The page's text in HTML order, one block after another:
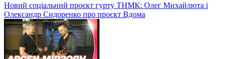
Новий соціальний проєкт гурту ТНМК: Олег Михайлюта і
Олександр Сидоренко про проєкт Вдома